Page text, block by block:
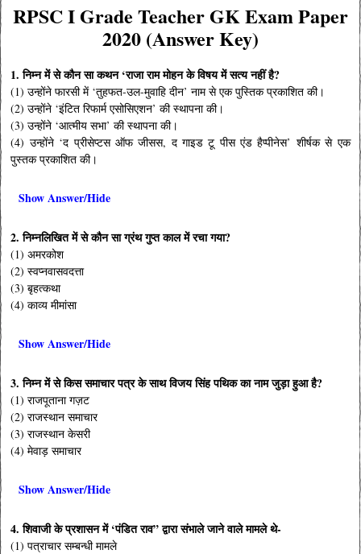
RPSC I Grade Teacher GK Exam Paper
2020 (Answer Key)
1. निम्न में से कौन सा कथन ‘राजा राम मोहन के विषय में सत्य नहीं है?
(1) उन्होंने फारसी में ‘तुहफत-उल-मुवाहि दीन’ नाम से एक पुस्तिक प्रकाशित की।
(2) उन्होंने ‘इंटित रिफार्म एसोसिएशन’ की स्थापना की।
(3) उन्होंने ‘आत्मीय सभा’ की स्थापना की।
(4) उन्होंने ‘द प्रीसेप्टस ऑफ जीसस, द गाइड टू पीस एंड हैप्पीनेस’ शीर्षक से एक
पुस्तक प्रकाशित की।
Show Answer/Hide
2. निम्नलिखित में से कौन सा ग्रंथ गुप्त काल में रचा गया?
(1) अमरकोश
(2) स्वप्नवासवदत्ता
(3) बृहत्कथा
(4) काव्य मीमांसा
Show Answer/Hide
3. निम्न में से किस समाचार पत्र के साथ विजय सिंह पथिक का नाम जुड़ा हुआ है?
(1) राजपूताना गज़ट
(2) राजस्थान समाचार
(3) राजस्थान केसरी
(4) मेवाड़ समाचार
Show Answer/Hide
4. शिवाजी के प्रशासन में ‘पंडित राव” द्वारा संभाले जाने वाले मामले थे-
(1) पत्राचार सम्बन्धी मामले